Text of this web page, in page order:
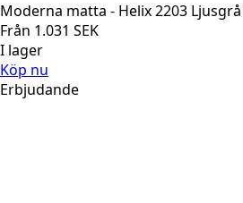
Moderna matta - Helix 2203 Ljusgrå
Från 1.031 SEK
I lager
Köp nu
Erbjudande